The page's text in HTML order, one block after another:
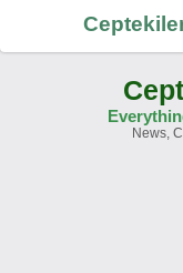
News,